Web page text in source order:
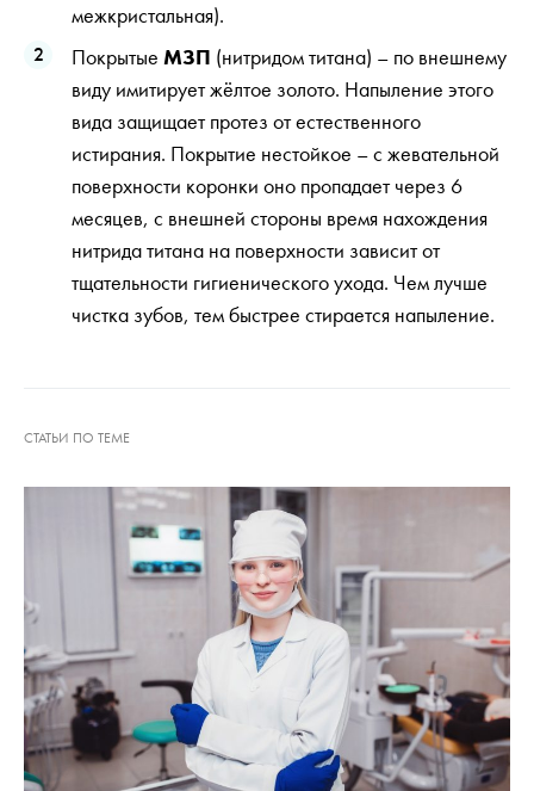
межкристальная).
Покрытые МЗП (нитридом титана) – по внешнему
виду имитирует жёлтое золото. Напыление этого
вида защищает протез от естественного
истирания. Покрытие нестойкое – с жевательной
поверхности коронки оно пропадает через 6
месяцев, с внешней стороны время нахождения
нитрида титана на поверхности зависит от
тщательности гигиенического ухода. Чем лучше
чистка зубов, тем быстрее стирается напыление.